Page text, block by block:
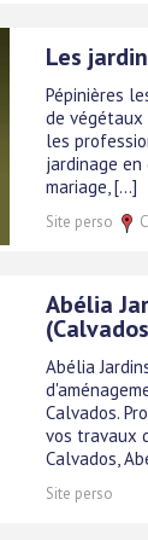
Les
Pépinières
de
les
jardinage en
mariage, [...]
Site perso
Abélia
Abélia
Calvados.
vos travaux
Calvados,
Site perso